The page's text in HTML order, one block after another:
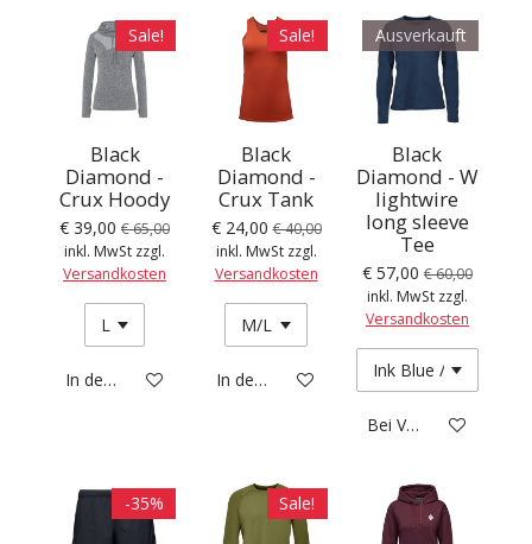
Sale!
Black
Diamond -
Crux Hoody
€ 39,00 € 65,00
inkl. MwSt zzgl.
Versandkosten
In den Warenkorb
Sale!
Black
Diamond -
Crux Tank
€ 24,00 € 40,00
inkl. MwSt zzgl.
Versandkosten
In den Warenkorb
Ausverkauft
Black
Diamond - W
lightwire
long sleeve
Tee
€ 57,00 € 60,00
inkl. MwSt zzgl.
Versandkosten
Bei Verfügbarkeit
-35% Sale!